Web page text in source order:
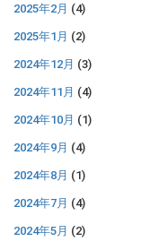
2025年2月 (4)
2025年1月 (2)
2024年12月 (3)
2024年11月 (4)
2024年10月 (1)
2024年9月 (4)
2024年8月 (1)
2024年7月 (4)
2024年5月 (2)